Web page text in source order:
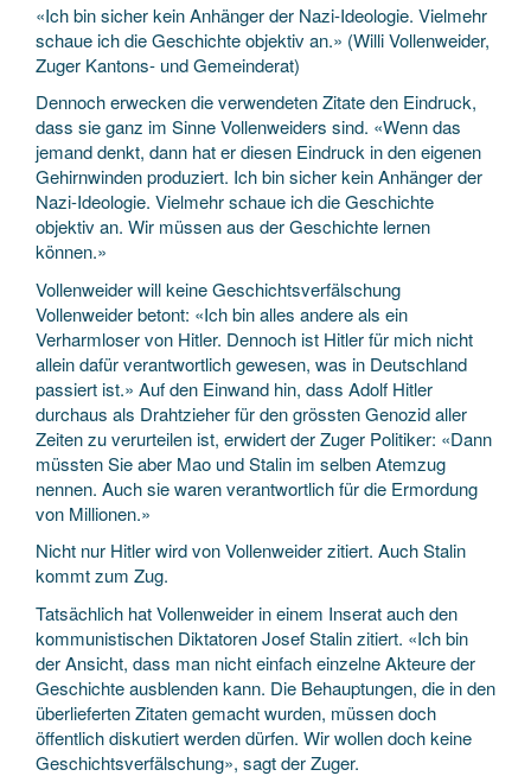
«Ich bin sicher kein Anhänger der Nazi-Ideologie. Vielmehr
schaue ich die Geschichte objektiv an.» (Willi Vollenweider,
Zuger Kantons- und Gemeinderat)
Dennoch erwecken die verwendeten Zitate den Eindruck,
dass sie ganz im Sinne Vollenweiders sind. «Wenn das
jemand denkt, dann hat er diesen Eindruck in den eigenen
Gehirnwinden produziert. Ich bin sicher kein Anhänger der
Nazi-Ideologie. Vielmehr schaue ich die Geschichte
objektiv an. Wir müssen aus der Geschichte lernen
können.»
Vollenweider will keine Geschichtsverfälschung
Vollenweider betont: «Ich bin alles andere als ein
Verharmloser von Hitler. Dennoch ist Hitler für mich nicht
allein dafür verantwortlich gewesen, was in Deutschland
passiert ist.» Auf den Einwand hin, dass Adolf Hitler
durchaus als Drahtzieher für den grössten Genozid aller
Zeiten zu verurteilen ist, erwidert der Zuger Politiker: «Dann
müssten Sie aber Mao und Stalin im selben Atemzug
nennen. Auch sie waren verantwortlich für die Ermordung
von Millionen.»
Nicht nur Hitler wird von Vollenweider zitiert. Auch Stalin
kommt zum Zug.
Tatsächlich hat Vollenweider in einem Inserat auch den
kommunistischen Diktatoren Josef Stalin zitiert. «Ich bin
der Ansicht, dass man nicht einfach einzelne Akteure der
Geschichte ausblenden kann. Die Behauptungen, die in den
überlieferten Zitaten gemacht wurden, müssen doch
öffentlich diskutiert werden dürfen. Wir wollen doch keine
Geschichtsverfälschung», sagt der Zuger.